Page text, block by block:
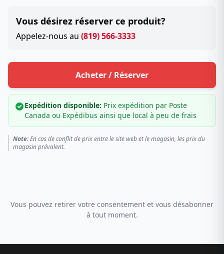
Vous désirez réserver ce produit?
Appelez-nous au (819) 566-3333
Acheter / Réserver
Expédition disponible: Prix expédition par Poste
Canada ou Expédibus ainsi que local à peu de frais
Note:En cas de conflit de prix entre le site web et le magasin, les prix du
magasin prévalent.
Vous pouvez retirer votre consentement et vous désabonner
à tout moment.